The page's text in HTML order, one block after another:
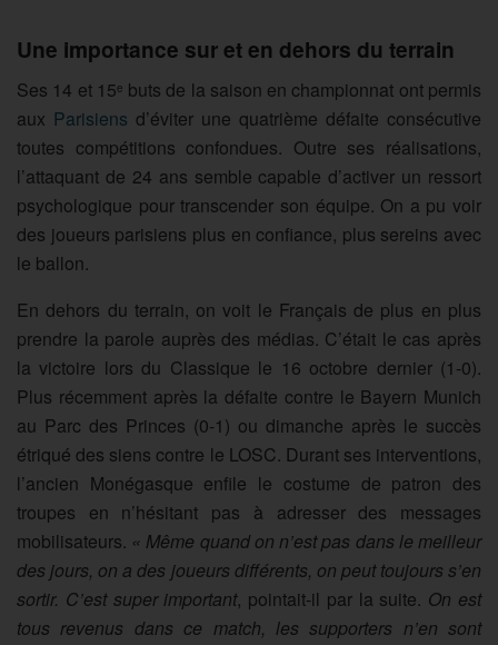
Une importance sur et en dehors du terrain
Ses 14 et 15e buts de la saison en championnat ont permis
aux Parisiens d’éviter une quatrième défaite consécutive
toutes compétitions confondues. Outre ses réalisations,
l’attaquant de 24 ans semble capable d’activer un ressort
psychologique pour transcender son équipe. On a pu voir
des joueurs parisiens plus en confiance, plus sereins avec
le ballon.
En dehors du terrain, on voit le Français de plus en plus
prendre la parole auprès des médias. C’était le cas après
la victoire lors du Classique le 16 octobre dernier (1-0).
Plus récemment après la défaite contre le Bayern Munich
au Parc des Princes (0-1) ou dimanche après le succès
étriqué des siens contre le LOSC. Durant ses interventions,
l’ancien Monégasque enfile le costume de patron des
troupes en n’hésitant pas à adresser des messages
mobilisateurs. « Même quand on n’est pas dans le meilleur
des jours, on a des joueurs différents, on peut toujours s’en
sortir. C’est super important, pointait-il par la suite. On est
tous revenus dans ce match, les supporters n’en sont